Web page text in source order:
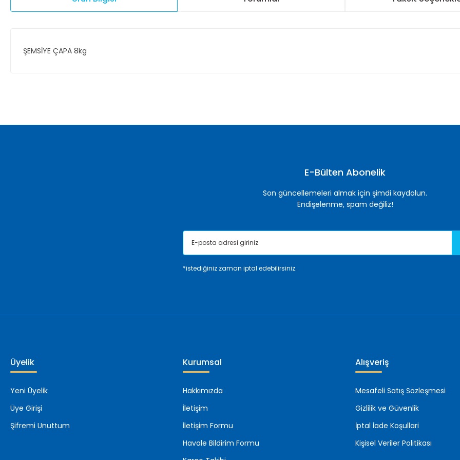
ŞEMSİYE ÇAPA 8kg
E-Bülten Abonelik
Son güncellemeleri almak için şimdi kaydolun.
Endişelenme, spam değiliz!
*istediğiniz zaman iptal edebilirsiniz.
Üyelik
Yeni Üyelik
Üye Girişi
Şifremi Unuttum
Kurumsal
Hakkımızda
İletişim
İletişim Formu
Havale Bildirim Formu
Alışveriş
Mesafeli Satış Sözleşmesi
Gizlilik ve Güvenlik
İptal İade Koşullari
Kişisel Veriler Politikası